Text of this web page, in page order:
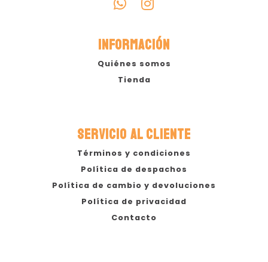
INFORMACIÓN
Quiénes somos
Tienda
SERVICIO AL CLIENTE
Términos y condiciones
Política de despachos
Política de cambio y devoluciones
Política de privacidad
Contacto